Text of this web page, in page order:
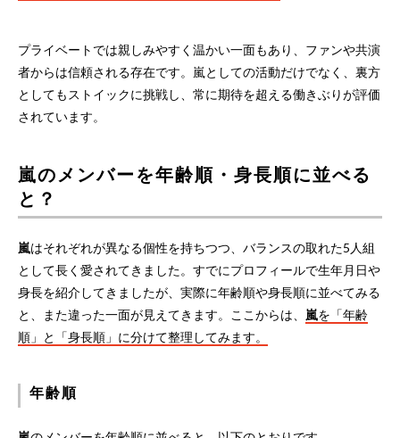
プライベートでは親しみやすく温かい一面もあり、ファンや共演
者からは信頼される存在です。嵐としての活動だけでなく、裏方
としてもストイックに挑戦し、常に期待を超える働きぶりが評価
されています。
嵐のメンバーを年齢順・身長順に並べる
と？
嵐はそれぞれが異なる個性を持ちつつ、バランスの取れた5人組
として長く愛されてきました。すでにプロフィールで生年月日や
身長を紹介してきましたが、実際に年齢順や身長順に並べてみる
と、また違った一面が見えてきます。ここからは、 嵐を「年齢
順」と「身長順」に分けて整理してみます。
年齢順